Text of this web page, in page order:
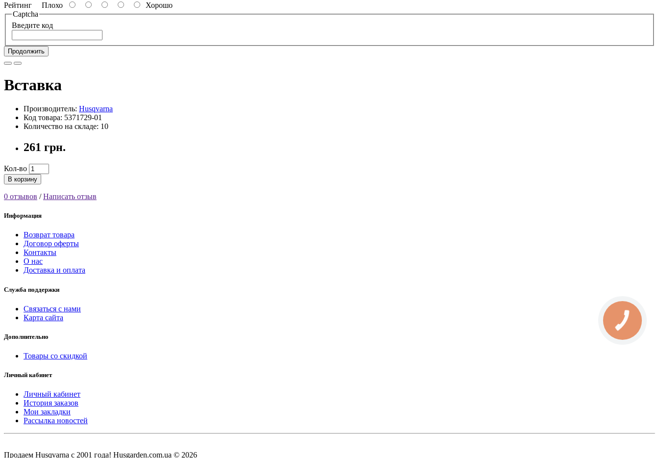
Рейтинг Плохо
Хорошо
Captcha
Введите код
Продолжить
Вставка
Производитель: Husqvarna
Код товара: 5371729-01
Количество на складе: 10
261 грн.
Кол-во
В корзину
0 отзывов /Написать отзыв
Информация
Возврат товара
Договор оферты
Контакты
О нас
Доставка и оплата
Служба поддержки
Связаться с нами
Карта сайта
Дополнительно
Товары со скидкой
Личный кабинет
Личный кабинет
История заказов
Мои закладки
Рассылка новостей
Продаем Нusqvarna c 2001 года! Husgarden.com.ua © 2026